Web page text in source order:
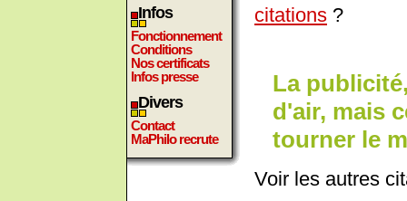
Infos
Fonctionnement
Conditions
Nos certificats
Infos presse
Divers
Contact
MaPhilo recrute
citations ?
La
d'air, mais
tourner le
Voir les autres